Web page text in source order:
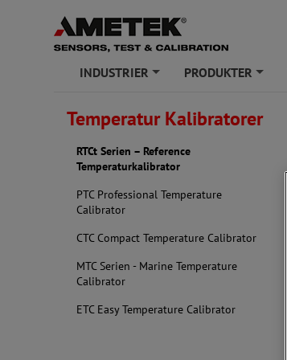
INDUSTRIER PRODUKTER
Temperatur Kalibratorer
RTCt Serien – Reference
Temperaturkalibrator
PTC Professional Temperature
Calibrator
CTC Compact Temperature Calibrator
MTC Serien - Marine Temperature
Calibrator
ETC Easy Temperature Calibrator